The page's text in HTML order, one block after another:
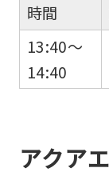
時間
13:40～
14:40
アクア